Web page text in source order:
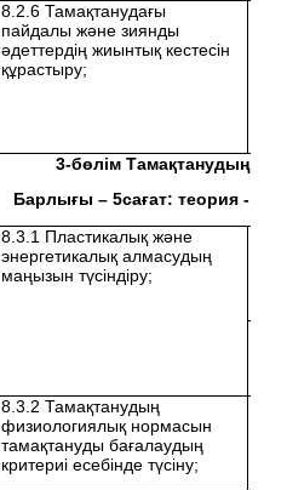
8.2.6 Тамақтанудағы
пайдалы және зиянды
әдеттердің жиынтық кестесін
құрастыру;
3-бөлім Тамақтанудың
Барлығы – 5сағат: теория -
8.3.1 Пластикалық және
энергетикалық алмасудың
маңызын түсіндіру;
8.3.2 Тамақтанудың
физиологиялық нормасын
тамақтануды бағалаудың
критериі есебінде түсіну;